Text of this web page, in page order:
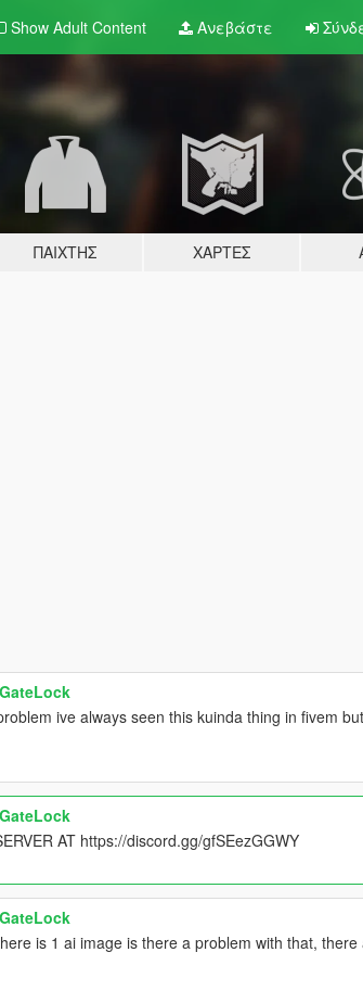
Show Adult Content Ανεβάστε
ΠΑΊΧΤΗΣ ΧΆΡΤΕΣ
ive always seen this kuinda thing in fivem
AT https://discord.gg/gfSEezGGWY
is 1 ai image is there a problem with that,